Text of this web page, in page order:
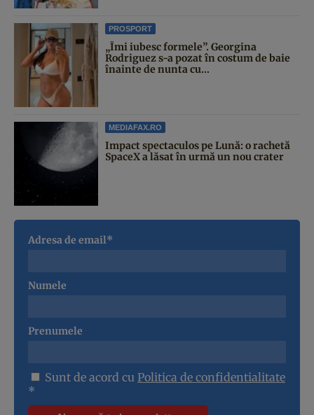
PROSPORT
„Îmi iubesc formele”. Georgina
Rodriguez s-a pozat în costum de baie
înainte de nunta cu...
MEDIAFAX.RO
Impact spectaculos pe Lună: o rachetă
SpaceX a lăsat în urmă un nou crater
Adresa de email*
Numele
Prenumele
Sunt de acord cu Politica de confidentialitate
*